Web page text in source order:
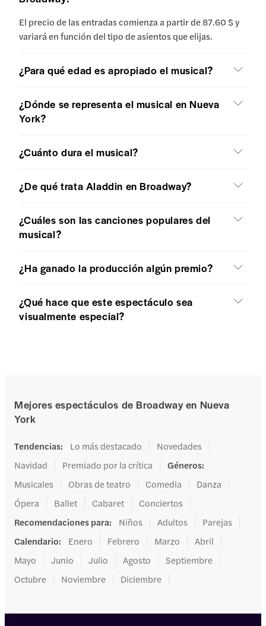
El precio de las entradas comienza a partir de 87.60 $ y
variará en función del tipo de asientos que elijas.
¿Para qué edad es apropiado el musical?
¿Dónde se representa el musical en Nueva
York?
¿Cuánto dura el musical?
¿De qué trata Aladdin en Broadway?
¿Cuáles son las canciones populares del
musical?
¿Ha ganado la producción algún premio?
¿Qué hace que este espectáculo sea
visualmente especial?
Mejores espectáculos de Broadway en Nueva
York
Tendencias: Lo más destacado
Novedades
Navidad
Premiado por la crítica Géneros:
Musicales
Obras de teatro Comedia
Danza
Ópera
Ballet Cabaret
Conciertos
Recomendaciones para: Niños Adultos
Parejas
Calendario: Enero Febrero Marzo
Abril
Mayo
Junio Julio Agosto
Septiembre
Octubre
Noviembre Diciembre